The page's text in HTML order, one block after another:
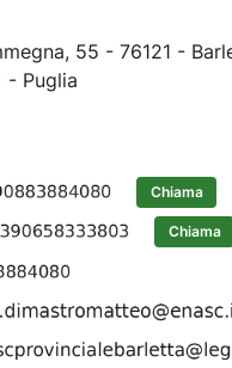
55 - 76121 -
- Puglia
Chiama
Chiama